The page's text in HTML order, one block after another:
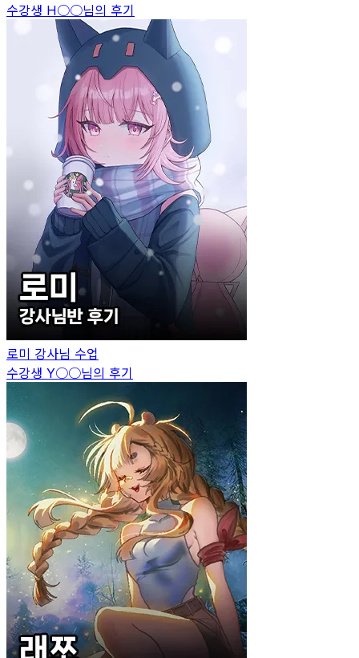
수강생 H○○님의 후기
로미 강사님 수업
수강생 Y○○님의 후기